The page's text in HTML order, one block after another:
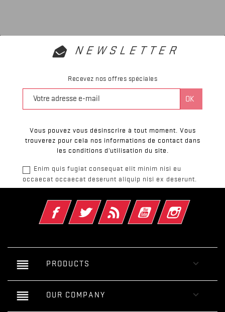
NEWSLETTER
Recevez nos offres spéciales
Vous pouvez vous désinscrire à tout moment. Vous
trouverez pour cela nos informations de contact dans
les conditions d'utilisation du site.
Enim quis fugiat consequat elit minim nisi eu
occaecat occaecat deserunt aliquip nisi ex deserunt.
FacebookTwitter Rss YouTube Instagram
reorder PRODUCTS 
reorder OUR COMPANY 